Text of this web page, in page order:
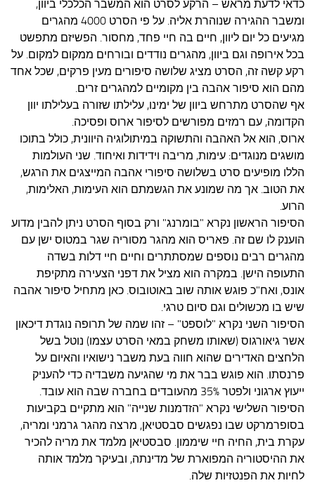
כדאי לדעת מראש – הרקע לסרט הוא המשבר הכלכלי ביוון,
ומשבר ההגירה שנוהרת אליה. על פי הסרט 4000 מהגרים
מגיעים כל יום ליוון, חיים בה חיי פחד, מחסור. הפשיזם מתפשט
בכל אירופה וגם ביוון, מהגרים נודדים ובורחים ממקום למקום. על
רקע קשה זה, הסרט מציג שלושה סיפורים מעין פרקים, שכל אחד
מהם הוא סיפור אהבה בין מקומיים למהגרים זרים.
אף שהסרט מתרחש ביוון של ימינו, עלילתו שזורה בעלילתו יוון
הקדומה, עם רמזים מפורשים לסיפור ארוס ופסיכה.
ארוס, הוא אל האהבה והתשוקה במיתולוגיה היוונית, כולל בתוכו
מושגים מנוגדים: עימות, מריבה וידידות ואיחוד. שני העולמות
הללו מופיעים סרט בשלושה סיפורי אהבה המייצגים את הרגש,
את הטוב. אך מה שמונע את הגשמתם הוא העימות, האלימות,
הרוע.
הסיפור הראשון נקרא "בומרנג" ורק בסוף הסרט ניתן להבין מדוע
הוענק לו שם זה. פאריס הוא מהגר מסוריה שגר במטוס ישן עם
מהגרים רבים נוספים שמסתתרים וחיים חיי דלות בשדה
התעופה הישן. במקרה הוא מציל את דפני הצעירה מתקיפת
אונס, ואח"כ פוגש אותה שוב באוטובוס. כאן מתחיל סיפור אהבה
שיש בו מכשולים וגם סיום טרגי.
הסיפור השני נקרא "לוספט" – זהו שמה של תרופה נוגדת דיכאון
אשר גיאורגוס (שאותו משחק במאי הסרט עצמו) נוטל בשל
הלחצים האדירים שהוא חווה בעת משבר נישואיו והאיום על
פרנסתו. הוא פוגש בבר את מי שהגיעה משבדיה כדי להעניק
ייעוץ ארגוני ולפטר 35% מהעובדים בחברה שבה הוא עובד.
הסיפור השלישי נקרא "הזדמנות שנייה" הוא מתקיים בקביעות
בסופרמרקט שבו נפגשים סבסטיאן, מרצה מהגר גרמני ומריה,
עקרת בית, החיה חיי שיממון. סבסטיאן מלמד את מריה להכיר
את ההיסטוריה המפוארת של מדינתה, ובעיקר מלמד אותה
לחיות את הפנטזיות שלה.